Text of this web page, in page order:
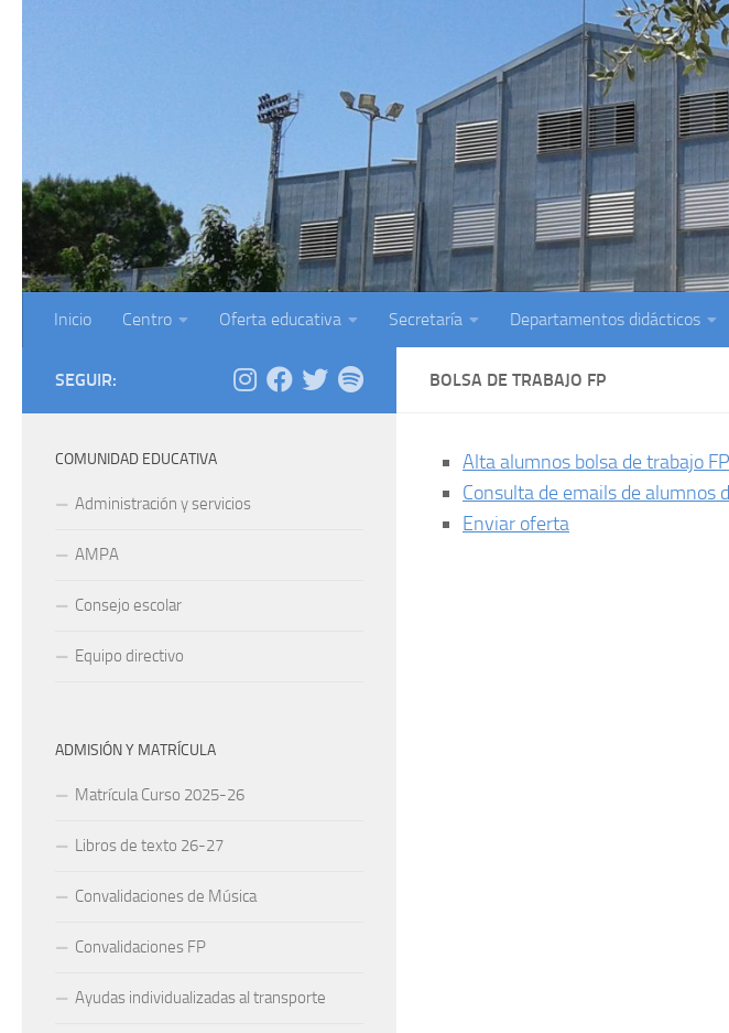
Inicio Centro Oferta educativa Secretaría Departamentos didácticos
BOLSA DE TRABAJO FP
Alta alumnos bolsa de trabajo FP
Consulta de emails de alumnos
Enviar oferta
SEGUIR:
COMUNIDAD EDUCATIVA
Administración y servicios
AMPA
Consejo escolar
Equipo directivo
ADMISIÓN Y MATRÍCULA
Matrícula Curso 2025-26
Libros de texto 26-27
Convalidaciones de Música
Convalidaciones FP
Ayudas individualizadas al transporte